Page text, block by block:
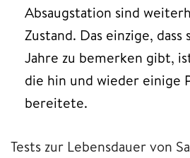
Absaugstation sind
Zustand. Das einzige,
Jahre zu bemerken gibt,
die hin und wieder einige
bereitete.
Tests zur Lebensdauer von